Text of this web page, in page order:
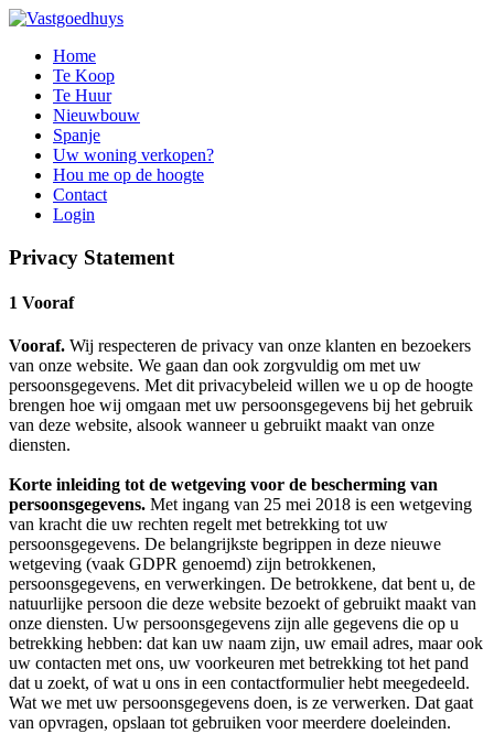
Home
Te Koop
Te Huur
Nieuwbouw
Spanje
Uw woning verkopen?
Hou me op de hoogte
Contact
Login
Privacy Statement
1 Vooraf
Vooraf. Wij respecteren de privacy van onze klanten en bezoekers
van onze website. We gaan dan ook zorgvuldig om met uw
persoonsgegevens. Met dit privacybeleid willen we u op de hoogte
brengen hoe wij omgaan met uw persoonsgegevens bij het gebruik
van deze website, alsook wanneer u gebruikt maakt van onze
diensten.
Korte inleiding tot de wetgeving voor de bescherming van
persoonsgegevens. Met ingang van 25 mei 2018 is een wetgeving
van kracht die uw rechten regelt met betrekking tot uw
persoonsgegevens. De belangrijkste begrippen in deze nieuwe
wetgeving (vaak GDPR genoemd) zijn betrokkenen,
persoonsgegevens, en verwerkingen. De betrokkene, dat bent u, de
natuurlijke persoon die deze website bezoekt of gebruikt maakt van
onze diensten. Uw persoonsgegevens zijn alle gegevens die op u
betrekking hebben: dat kan uw naam zijn, uw email adres, maar ook
uw contacten met ons, uw voorkeuren met betrekking tot het pand
dat u zoekt, of wat u ons in een contactformulier hebt meegedeeld.
Wat we met uw persoonsgegevens doen, is ze verwerken. Dat gaat
van opvragen, opslaan tot gebruiken voor meerdere doeleinden.